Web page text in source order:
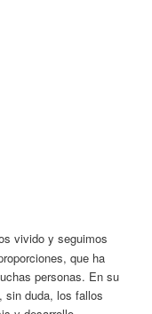
vivido y seguimos
que ha
personas. En su
sin duda, los fallos